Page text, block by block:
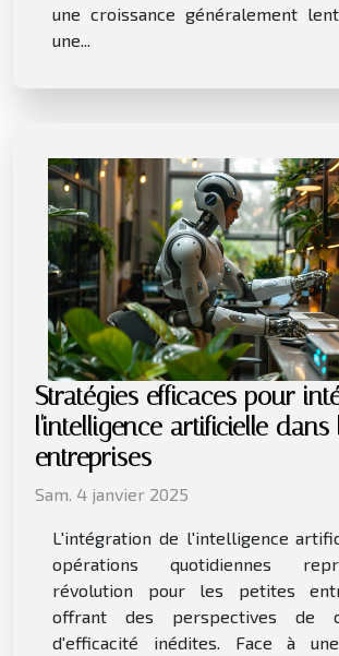
une croissance généralement
une...
Stratégies efficaces pour
l'intelligence artificielle dans
entreprises
Sam. 4 janvier 2025
L'intégration de l'intelligence
opérations quotidiennes
révolution pour les petites
offrant des perspectives de
d'efficacité inédites. Face à